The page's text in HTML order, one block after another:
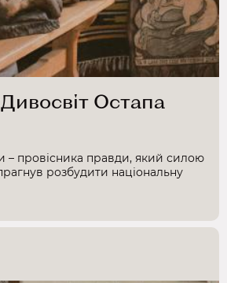
Остапа
– провісника правди, який силою
розбудити національну